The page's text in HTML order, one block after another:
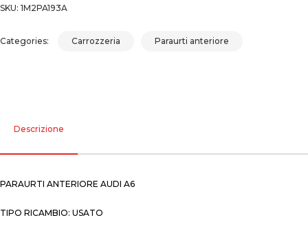
SKU: 1M2PA193A
Categories: Carrozzeria Paraurti anteriore
Descrizione
PARAURTI ANTERIORE AUDI A6
TIPO RICAMBIO: USATO